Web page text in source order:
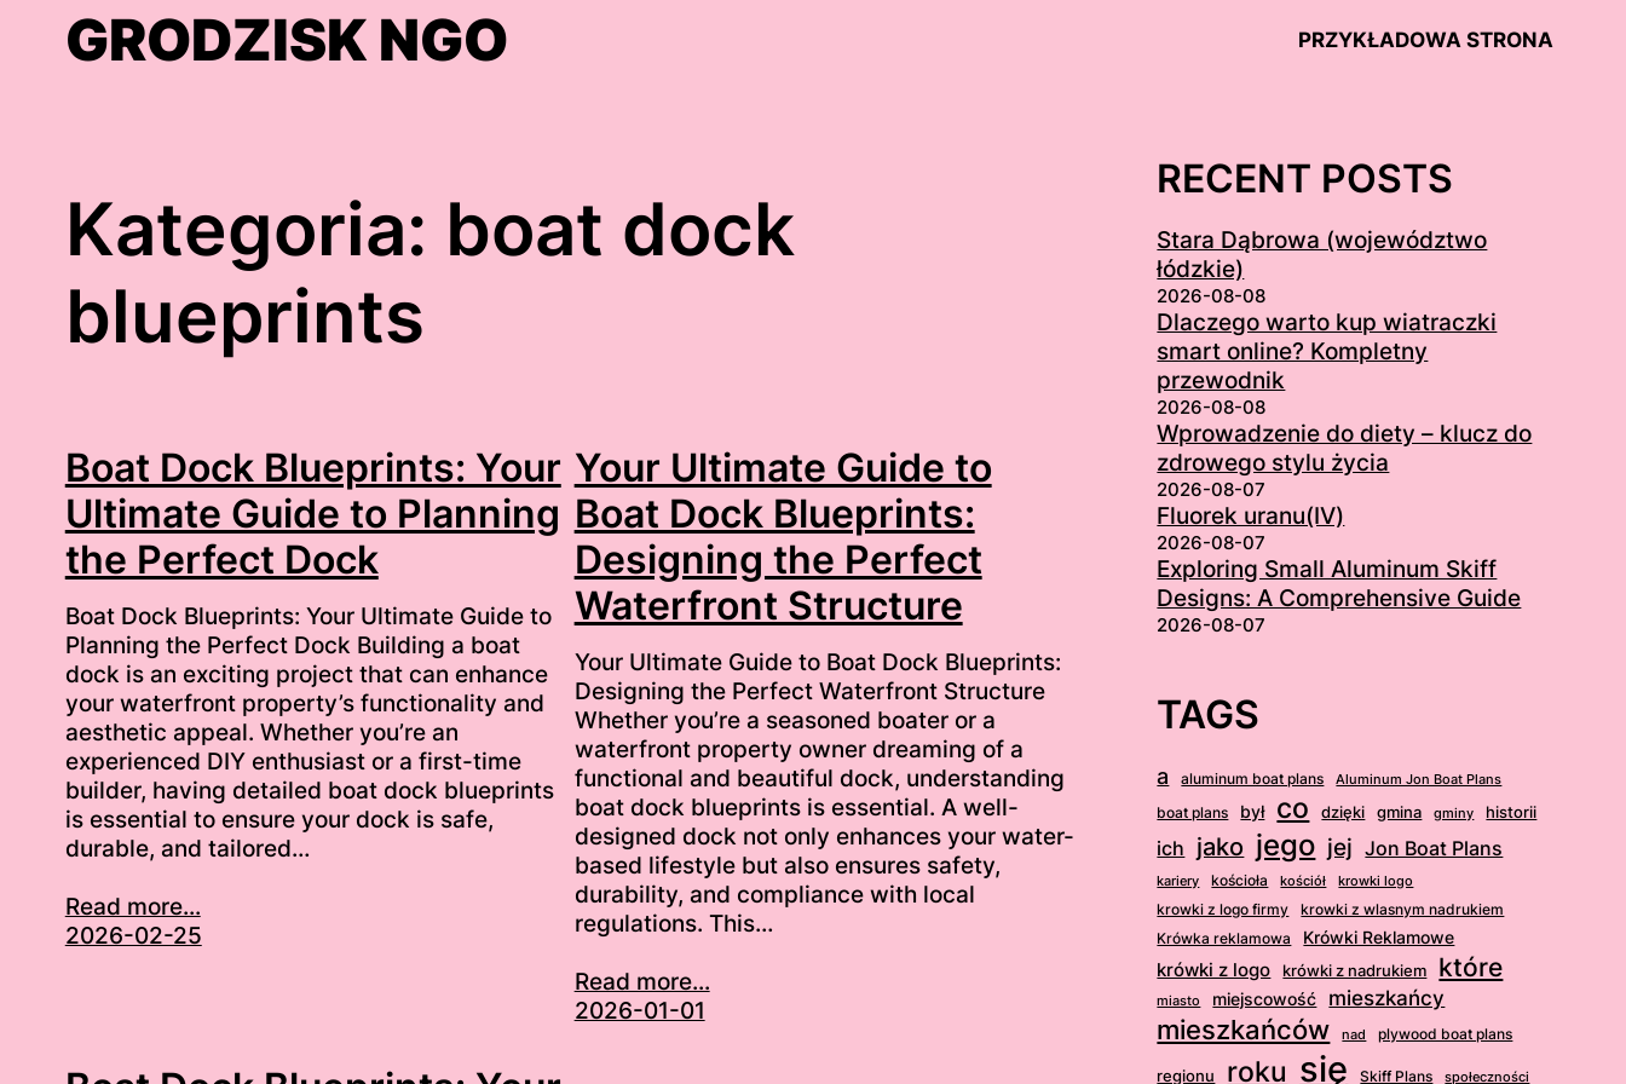
GRODZISK NGO PRZYKŁADOWA STRONA
Kategoria: boat dock
blueprints
Boat Dock Blueprints: Your
Ultimate Guide to Planning
the Perfect Dock
Boat Dock Blueprints: Your Ultimate Guide to
Planning the Perfect Dock Building a boat
dock is an exciting project that can enhance
your waterfront property’s functionality and
aesthetic appeal. Whether you’re an
experienced DIY enthusiast or a first-time
builder, having detailed boat dock blueprints
is essential to ensure your dock is safe,
durable, and tailored…
Read more...
2026-02-25
Your Ultimate Guide to
Boat Dock Blueprints:
Designing the Perfect
Waterfront Structure
Your Ultimate Guide to Boat Dock Blueprints:
Designing the Perfect Waterfront Structure
Whether you’re a seasoned boater or a
waterfront property owner dreaming of a
functional and beautiful dock, understanding
boat dock blueprints is essential. A well-
designed dock not only enhances your water-
based lifestyle but also ensures safety,
durability, and compliance with local
regulations. This…
Read more...
2026-01-01
RECENT POSTS
Stara Dąbrowa (województwo
łódzkie)
2026-08-08
Dlaczego warto kup wiatraczki
smart online? Kompletny
przewodnik
2026-08-08
Wprowadzenie do diety – klucz do
zdrowego stylu życia
2026-08-07
Fluorek uranu(IV)
2026-08-07
Exploring Small Aluminum Skiff
Designs: A Comprehensive Guide
2026-08-07
TAGS
a aluminum boat plans Aluminum Jon Boat Plans
boat plans był co dzięki gmina gminy historii
ich jako jego jej Jon Boat Plans
kariery kościoła kościół krowki logo
krowki z logo firmy
krowki z wlasnym nadrukiem
Krówka reklamowa
Krówki Reklamowe
krówki z logo krówki z nadrukiem które
miasto miejscowość mieszkańcy
mieszkańców nad plywood boat plans
regionu roku się Skiff Plans społeczności